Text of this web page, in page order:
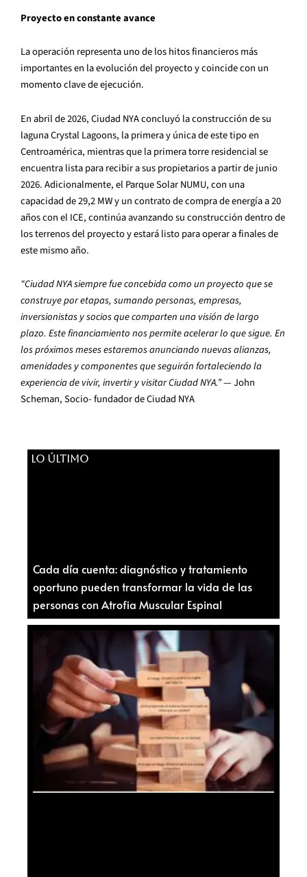
Proyecto en constante avance
La operación representa uno de los hitos financieros más
importantes en la evolución del proyecto y coincide con un
momento clave de ejecución.
En abril de 2026, Ciudad NYA concluyó la construcción de su
laguna Crystal Lagoons, la primera y única de este tipo en
Centroamérica, mientras que la primera torre residencial se
encuentra lista para recibir a sus propietarios a partir de junio
2026. Adicionalmente, el Parque Solar NUMU, con una
capacidad de 29,2 MW y un contrato de compra de energía a 20
años con el ICE, continúa avanzando su construcción dentro de
los terrenos del proyecto y estará listo para operar a finales de
este mismo año.
“Ciudad NYA siempre fue concebida como un proyecto que se
construye por etapas, sumando personas, empresas,
inversionistas y socios que comparten una visión de largo
plazo. Este financiamiento nos permite acelerar lo que sigue. En
los próximos meses estaremos anunciando nuevas alianzas,
amenidades y componentes que seguirán fortaleciendo la
experiencia de vivir, invertir y visitar Ciudad NYA.”— John
Scheman, Socio- fundador de Ciudad NYA
LO ÚLTIMO
Cada día cuenta: diagnóstico y tratamiento
oportuno pueden transformar la vida de las
personas con Atrofia Muscular Espinal